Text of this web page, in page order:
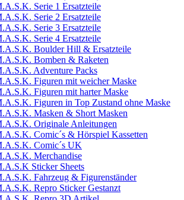
Serie 1 Ersatzteile
Serie 2 Ersatzteile
Serie 3 Ersatzteile
Serie 4 Ersatzteile
Boulder Hill & Ersatzteile
Bomben & Raketen
Adventure Packs
Figuren mit weicher Maske
Figuren mit harter Maske
Figuren in Top Zustand ohne Maske
Masken & Short Masken
Originale Anleitungen
Comic´s & Hörspiel Kassetten
Comic´s UK
Merchandise
Sticker Sheets
Fahrzeug & Figurenständer
Repro Sticker Gestanzt